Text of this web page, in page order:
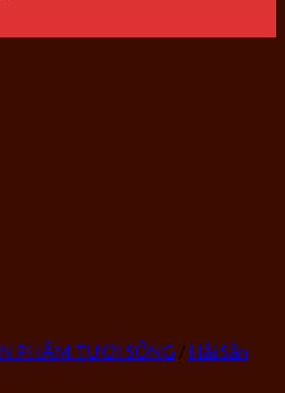
PHẨM TƯƠI SỐNG / Hải Sản